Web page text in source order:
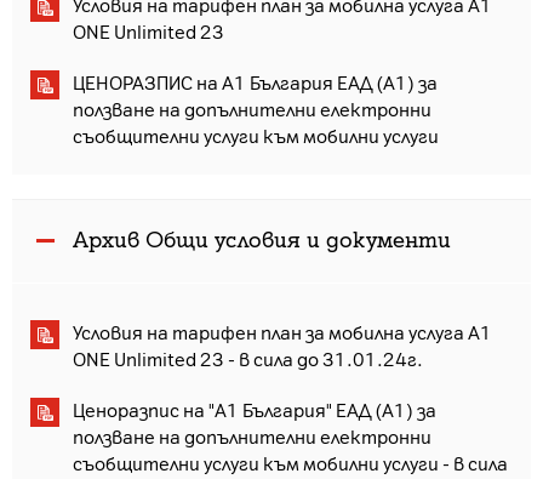
Условия на тарифен план за мобилна услуга A1
ONE Unlimited 23
ЦЕНОРАЗПИС на А1 България ЕАД (А1) за
ползване на допълнителни електронни
съобщителни услуги към мобилни услуги
Архив Общи условия и документи
Условия на тарифен план за мобилна услуга A1
ONE Unlimited 23 - в сила до 31.01.24г.
Ценоразпис на "А1 България" ЕАД (А1) за
ползване на допълнителни електронни
съобщителни услуги към мобилни услуги - в сила